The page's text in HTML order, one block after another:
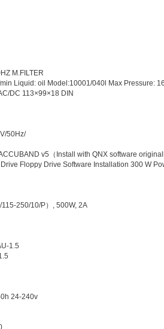
M.FILTER
Liquid: oil Model:10001/040l Max Pressure:
DC 113×99×18 DIN
50Hz/
v5（Install with QNX software
Floppy Drive Software Installation 300 W
250/10/P）, 500W, 2A
1.5
24-240v